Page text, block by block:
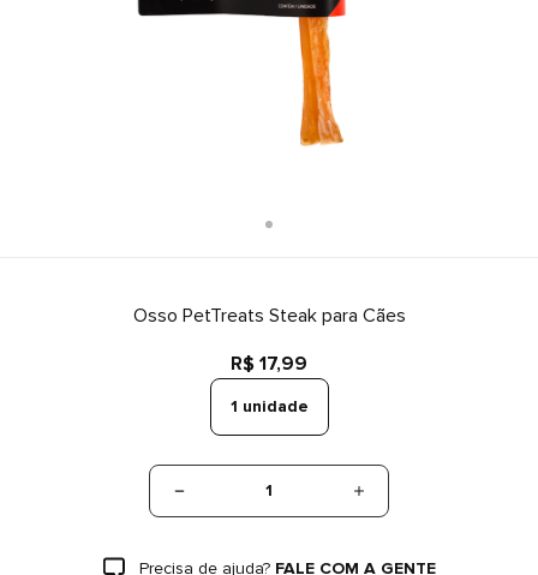
Osso PetTreats Steak para Cães
R$ 17,99
1 unidade
1
Precisa de ajuda? FALE COM A GENTE